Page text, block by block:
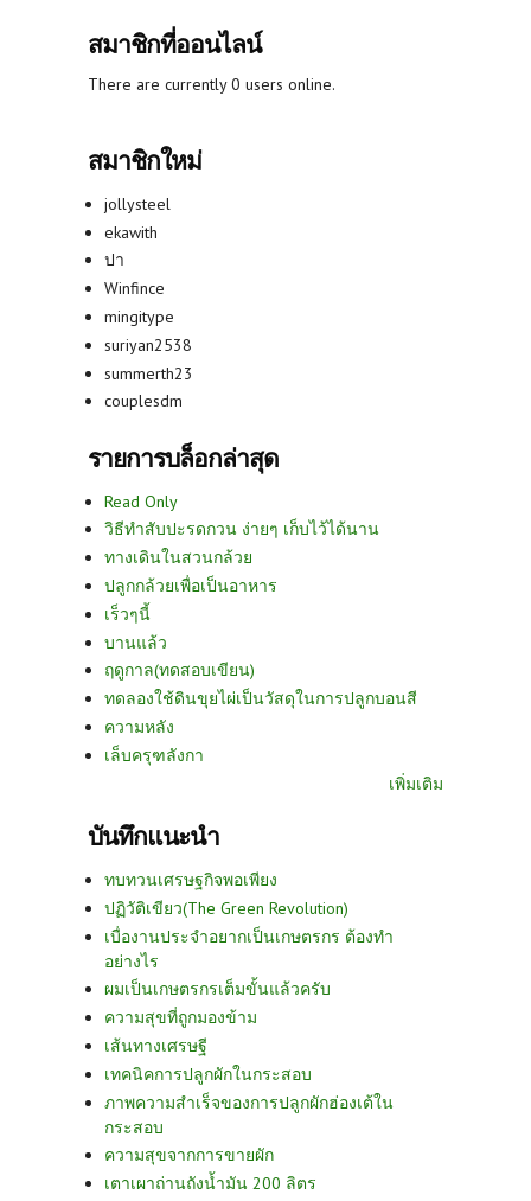
สมาชิกที่ออนไลน์
There are currently 0 users online.
สมาชิกใหม่
jollysteel
ekawith
ปา
Winfince
mingitype
suriyan2538
summerth23
couplesdm
รายการบล็อกล่าสุด
Read Only
วิธีทำสับปะรดกวน ง่ายๆ เก็บไว้ได้นาน
ทางเดินในสวนกล้วย
ปลูกกล้วยเพื่อเป็นอาหาร
เร็วๆนี้
บานแล้ว
ฤดูกาล(ทดสอบเขียน)
ทดลองใช้ดินขุยไผ่เป็นวัสดุในการปลูกบอนสี
ความหลัง
เล็บครุฑลังกา
เพิ่มเติม
บันทึกแนะนำ
ทบทวนเศรษฐกิจพอเพียง
ปฏิวัติเขียว(The Green Revolution)
เบื่องานประจำอยากเป็นเกษตรกร ต้องทำ
อย่างไร
ผมเป็นเกษตรกรเต็มขั้นแล้วครับ
ความสุขที่ถูกมองข้าม
เส้นทางเศรษฐี
เทคนิคการปลูกผักในกระสอบ
ภาพความสำเร็จของการปลูกผักฮ่องเต้ใน
กระสอบ
ความสุขจากการขายผัก
เตาเผาถ่านถังน้ำมัน 200 ลิตร